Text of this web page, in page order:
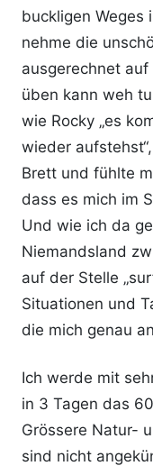
buckligen Weges
nehme die
ausgerechnet
üben kann weh
wie Rocky „es
wieder
Brett und fühlte
dass es mich im
Und wie ich da
Niemandsland
auf der Stelle
Situationen und
die mich genau
Ich werde mit
in 3 Tagen das
Grössere Natur-
sind nicht